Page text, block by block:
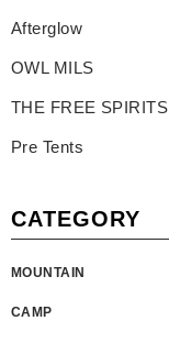
Afterglow
OWL MILS
THE FREE SPIRITS
Pre Tents
CATEGORY
MOUNTAIN
CAMP